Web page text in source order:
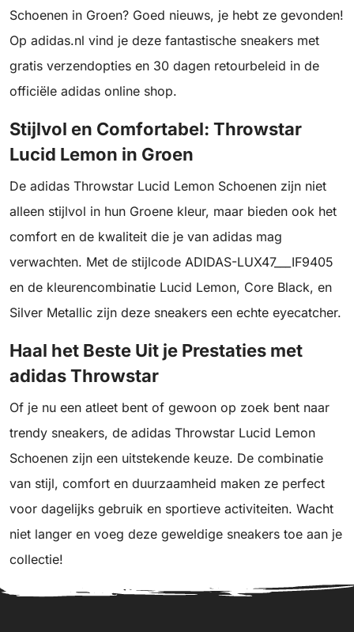
Schoenen in Groen? Goed nieuws, je hebt ze gevonden!
Op adidas.nl vind je deze fantastische sneakers met
gratis verzendopties en 30 dagen retourbeleid in de
officiële adidas online shop.
Stijlvol en Comfortabel: Throwstar
Lucid Lemon in Groen
De adidas Throwstar Lucid Lemon Schoenen zijn niet
alleen stijlvol in hun Groene kleur, maar bieden ook het
comfort en de kwaliteit die je van adidas mag
verwachten. Met de stijlcode ADIDAS-LUX47___IF9405
en de kleurencombinatie Lucid Lemon, Core Black, en
Silver Metallic zijn deze sneakers een echte eyecatcher.
Haal het Beste Uit je Prestaties met
adidas Throwstar
Of je nu een atleet bent of gewoon op zoek bent naar
trendy sneakers, de adidas Throwstar Lucid Lemon
Schoenen zijn een uitstekende keuze. De combinatie
van stijl, comfort en duurzaamheid maken ze perfect
voor dagelijks gebruik en sportieve activiteiten. Wacht
niet langer en voeg deze geweldige sneakers toe aan je
collectie!